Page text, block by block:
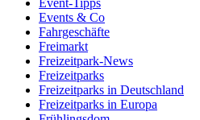
Events & Co
Fahrgeschäfte
Freimarkt
Freizeitpark-News
Freizeitparks
Freizeitparks in Deutschland
Freizeitparks in Europa